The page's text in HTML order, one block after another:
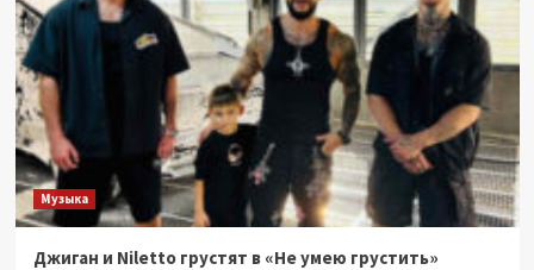
Музыка
Джиган и Niletto грустят в «Не умею грустить»